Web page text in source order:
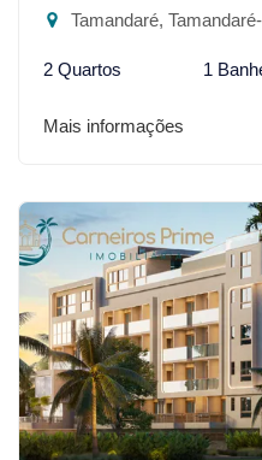
Tamandaré,
2 Quartos 1
Mais informações